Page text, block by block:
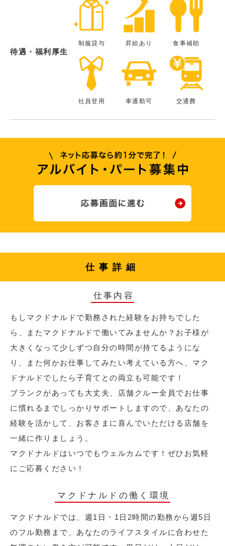
待遇・福利厚生
制服貸与 昇給あり 食事補助
社員登用 車通勤可 交通費
仕事詳細
仕事内容
もしマクドナルドで勤務された経験をお持ちでした
ら、またマクドナルドで働いてみませんか？お子様が
大きくなって少しずつ自分の時間が持てるようにな
り、また何かお仕事してみたい考えている方へ、マク
ドナルドでしたら子育てとの両立も可能です！
ブランクがあっても大丈夫、店舗クルー全員でお仕事
に慣れるまでしっかりサポートしますので、あなたの
経験を活かして、お客さまに喜んでいただける店舗を
一緒に作りましょう。
マクドナルドはいつでもウェルカムです！ぜひお気軽
にご応募ください！
マクドナルドの働く環境
マクドナルドでは、週1日・1日2時間の勤務から週5日
のフル勤務まで、あなたのライフスタイルに合わせた